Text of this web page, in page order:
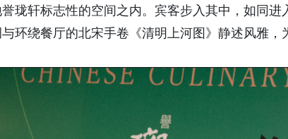
珑轩标志性的空间之内。宾客步入其中，如同进
环绕餐厅的北宋手卷《清明上河图》静述风雅，